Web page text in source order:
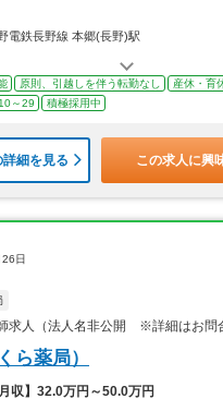
電鉄長野線 本郷(長野)駅
原則、引越しを伴う転勤なし 産休・育
～29 積極採用中
細を見る この求人に興
日
求人（法人名非公開 ※詳細はお問
ら薬局）
月収】32.0万円～50.0万円